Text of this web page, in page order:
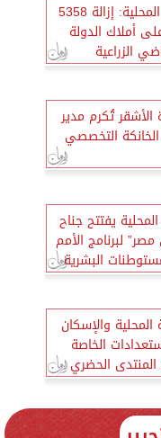
وزير التنمية المحلية: إزالة 5358
أملاك الدولة
الزراعية
الأشقر تُكرم مدير
التخصصي
المحلية يفتتح جناح
لبرنامج الأمم
البشرية
بنيروبي
المحلية والإسكان
الخاصة
الحضري
2024